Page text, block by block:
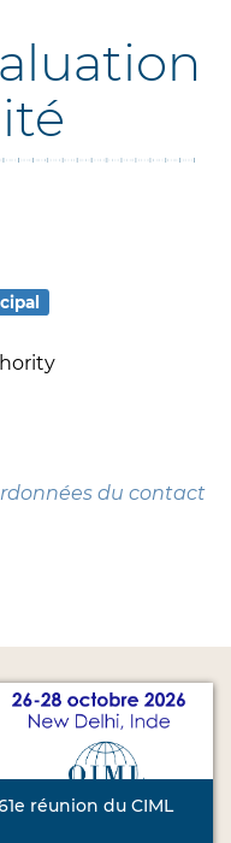
du contact
réunion du CIML